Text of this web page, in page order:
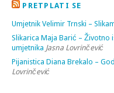
PRETPLATI SE
Umjetnik Velimir Trnski –
Slikarica Maja Barić – Životno
umjetnika Jasna Lovrinčević
Pijanistica Diana Brekalo –
Lovrinčević